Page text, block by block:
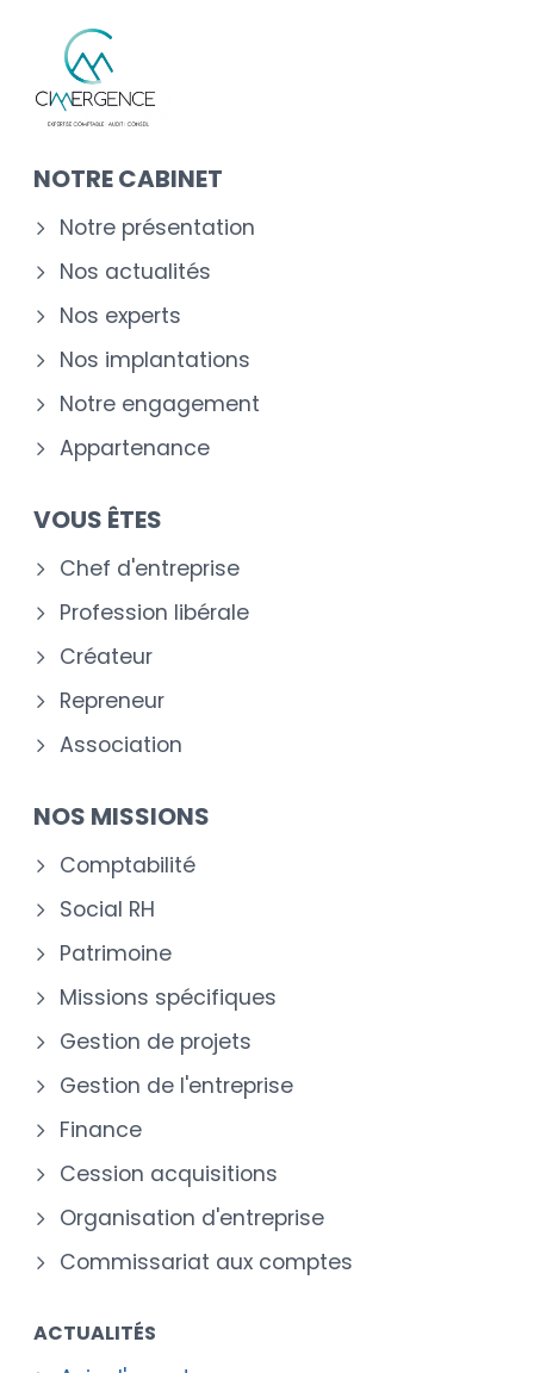
NOTRE CABINET
Notre présentation
Nos actualités
Nos experts
Nos implantations
Notre engagement
Appartenance
VOUS ÊTES
Chef d'entreprise
Profession libérale
Créateur
Repreneur
Association
NOS MISSIONS
Comptabilité
Social RH
Patrimoine
Missions spécifiques
Gestion de projets
Gestion de l'entreprise
Finance
Cession acquisitions
Organisation d'entreprise
Commissariat aux comptes
ACTUALITÉS